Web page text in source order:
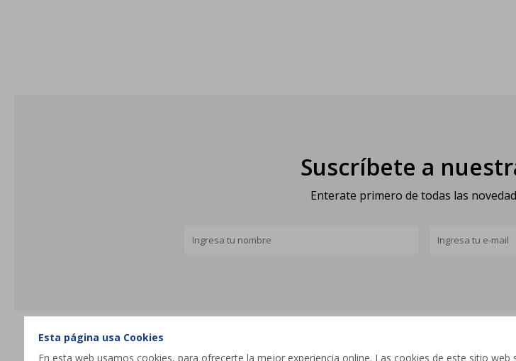
Esta página usa Cookies
En esta web usamos cookies, para ofrecerte la mejor experiencia online. Las cookies de este sitio
Suscríbete a
Enterate primero de todas las